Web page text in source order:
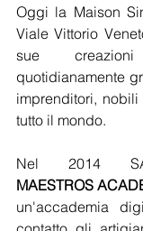
Oggi la Maison
Viale Vittorio
sue creazioni
quotidianamente
imprenditori,
tutto il mondo.
MAESTROS
un'accademia